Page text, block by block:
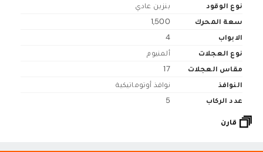
نوع الوقود
بنزين عادي
سعة المحرك
1,500
الابواب
4
نوع العجلات
ألمنيوم
مقاس العجلات
17
النوافذ
نوافذ أوتوماتيكية
عدد الركاب
5
قارن